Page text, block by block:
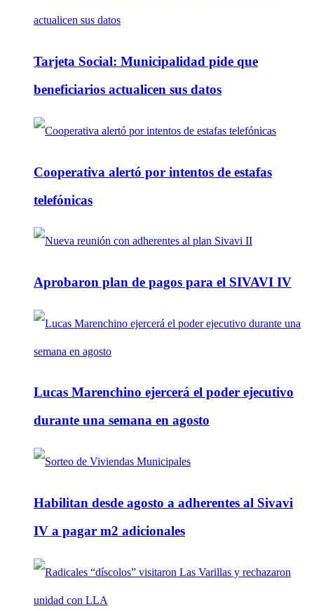
Tarjeta Social: Municipalidad pide que
beneficiarios actualicen sus datos
Cooperativa alertó por intentos de estafas
telefónicas
Aprobaron plan de pagos para el SIVAVI IV
Lucas Marenchino ejercerá el poder ejecutivo
durante una semana en agosto
Habilitan desde agosto a adherentes al Sivavi
IV a pagar m2 adicionales